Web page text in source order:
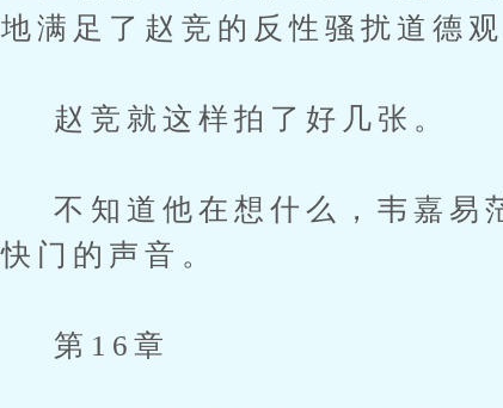
地满足了赵竞的反性骚扰道德观
赵竞就这样拍了好几张。
不知道他在想什么，韦嘉易
快门的声音。
第16章